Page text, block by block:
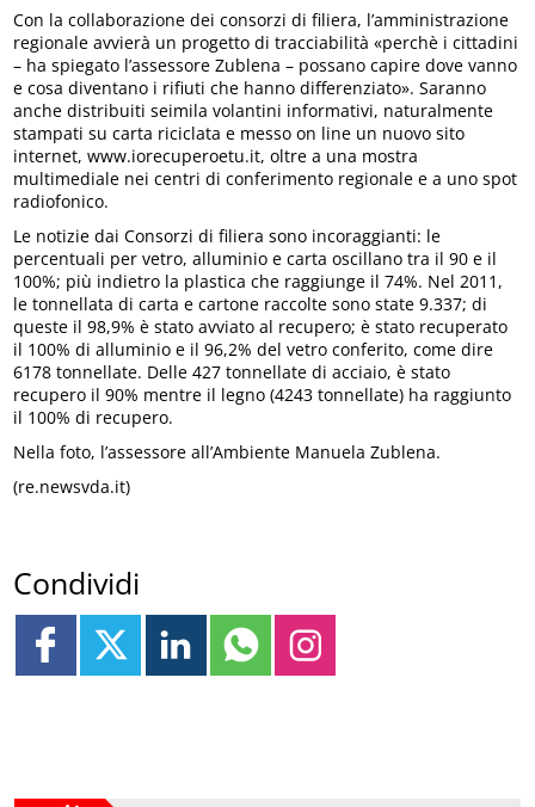
Con la collaborazione dei consorzi di filiera, l’amministrazione
regionale avvierà un progetto di tracciabilità «perchè i cittadini
– ha spiegato l’assessore Zublena – possano capire dove vanno
e cosa diventano i rifiuti che hanno differenziato». Saranno
anche distribuiti seimila volantini informativi, naturalmente
stampati su carta riciclata e messo on line un nuovo sito
internet, www.iorecuperoetu.it, oltre a una mostra
multimediale nei centri di conferimento regionale e a uno spot
radiofonico.
Le notizie dai Consorzi di filiera sono incoraggianti: le
percentuali per vetro, alluminio e carta oscillano tra il 90 e il
100%; più indietro la plastica che raggiunge il 74%. Nel 2011,
le tonnellata di carta e cartone raccolte sono state 9.337; di
queste il 98,9% è stato avviato al recupero; è stato recuperato
il 100% di alluminio e il 96,2% del vetro conferito, come dire
6178 tonnellate. Delle 427 tonnellate di acciaio, è stato
recupero il 90% mentre il legno (4243 tonnellate) ha raggiunto
il 100% di recupero.
Nella foto, l’assessore all’Ambiente Manuela Zublena.
(re.newsvda.it)
Condividi